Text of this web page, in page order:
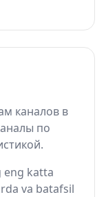
каналов в
по
eng katta
va batafsil